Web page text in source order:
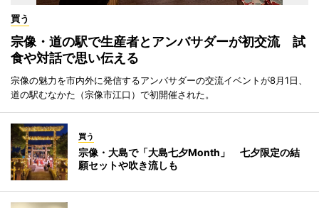
買う
宗像・道の駅で生産者とアンバサダーが初交流 試
食や対話で思い伝える
宗像の魅力を市内外に発信するアンバサダーの交流イベントが8月1日、
道の駅むなかた（宗像市江口）で初開催された。
買う
宗像・大島で「大島七夕Month」 七夕限定の結
願セットや吹き流しも